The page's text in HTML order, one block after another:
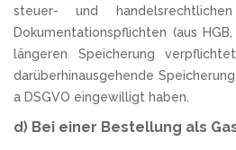
steuer- und
Dokumentationspflichten (aus
längeren Speicherung
darüberhinausgehende
a DSGVO eingewilligt haben.
d) Bei einer Bestellung als